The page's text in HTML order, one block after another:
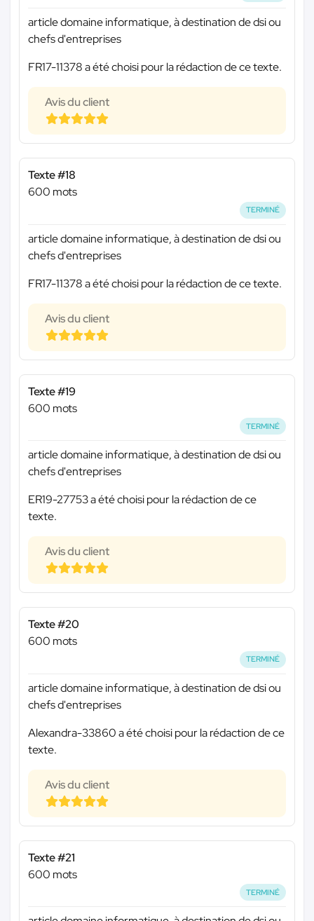
article domaine informatique, à destination de dsi ou
chefs d'entreprises
FR17-11378 a été choisi pour la rédaction de ce texte.
Avis du client
Texte #18
600 mots
TERMINÉ
article domaine informatique, à destination de dsi ou
chefs d'entreprises
FR17-11378 a été choisi pour la rédaction de ce texte.
Avis du client
Texte #19
600 mots
TERMINÉ
article domaine informatique, à destination de dsi ou
chefs d'entreprises
ER19-27753 a été choisi pour la rédaction de ce
texte.
Avis du client
Texte #20
600 mots
TERMINÉ
article domaine informatique, à destination de dsi ou
chefs d'entreprises
Alexandra-33860 a été choisi pour la rédaction de ce
texte.
Avis du client
Texte #21
600 mots
TERMINÉ